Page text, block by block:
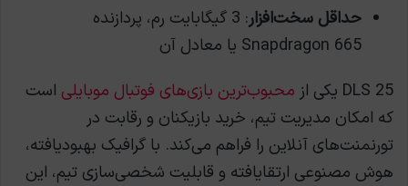
حداقل سخت‌افزار
: 3 گیگابایت رم، پردازنده
Snapdragon 665 یا معادل آن
DLS 25 یکی از
محبوب‌ترین بازی‌های فوتبال موبایلی است
که امکان مدیریت تیم، خرید بازیکنان و رقابت در
تورنمنت‌های آنلاین را فراهم می‌کند. با گرافیک بهبودیافته،
هوش مصنوعی ارتقایافته و قابلیت شخصی‌سازی تیم، این